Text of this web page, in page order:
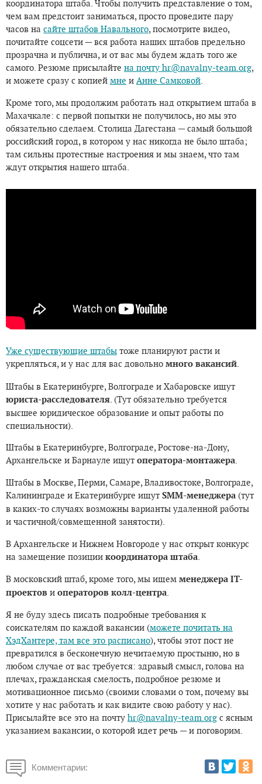
координатора штаба. Чтобы получить представление о том,
чем вам предстоит заниматься, просто проведите пару
часов на сайте штабов Навального, посмотрите видео,
почитайте соцсети — вся работа наших штабов предельно
прозрачна и публична, и от вас мы будем ждать того же
самого. Резюме присылайте на почту hr@navalny-team.org,
и можете сразу с копией мне и Анне Самковой.
Кроме того, мы продолжим работать над открытием штаба в
Махачкале: с первой попытки не получилось, но мы это
обязательно сделаем. Столица Дагестана — самый большой
российский город, в котором у нас никогда не было штаба;
там сильны протестные настроения и мы знаем, что там
ждут открытия нашего штаба.
Уже существующие штабы тоже планируют расти и
укрепляться, и у нас для вас довольно много вакансий.
Штабы в Екатеринбурге, Волгограде и Хабаровске ищут
юриста-расследователя. (Тут обязательно требуется
высшее юридическое образование и опыт работы по
специальности).
Штабы в Екатеринбурге, Волгограде, Ростове-на-Дону,
Архангельске и Барнауле ищут оператора-монтажера.
Штабы в Москве, Перми, Самаре, Владивостоке, Волгограде,
Калининграде и Екатеринбурге ищут SMM-менеджера (тут
в каких-то случаях возможны варианты удаленной работы
и частичной/совмещенной занятости).
В Архангельске и Нижнем Новгороде у нас открыт конкурс
на замещение позиции координатора штаба
В московский штаб, кроме того, мы ищем менеджера IT-
проектов и операторов колл-центра.
Я не буду здесь писать подробные требования к
соискателям по каждой вакансии (можете почитать на
ХэдХантере, там все это расписано), чтобы этот пост не
превратился в бесконечную нечитаемую простыню, но в
любом случае от вас требуется: здравый смысл, голова на
плечах, гражданская смелость, подробное резюме и
мотивационное письмо (своими словами о том, почему вы
хотите у нас работать и как видите свою работу у нас).
Присылайте все это на почту hr@navalny-team.org с ясным
указанием вакансии, о которой идет речь — и поговорим.
Комментарии: